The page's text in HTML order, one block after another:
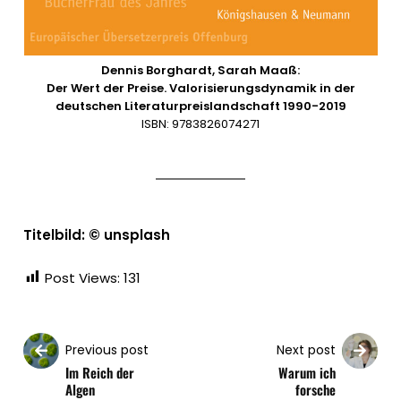
Dennis Borghardt, Sarah Maaß:
Der Wert der Preise. Valorisierungsdynamik in der
deutschen Literaturpreislandschaft 1990-2019
ISBN: 9783826074271
Titelbild: © unsplash
Post Views: 131
Previous post
Im Reich der
Algen
Next post
Warum ich
forsche